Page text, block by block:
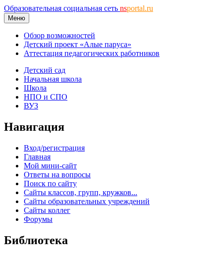
Образовательная социальная сеть nsportal.ru
Меню
Обзор возможностей
Детский проект «Алые паруса»
Аттестация педагогических работников
Детский сад
Начальная школа
Школа
НПО и СПО
ВУЗ
Навигация
Вход/регистрация
Главная
Мой мини-сайт
Ответы на вопросы
Поиск по сайту
Сайты классов, групп, кружков...
Сайты образовательных учреждений
Сайты коллег
Форумы
Библиотека